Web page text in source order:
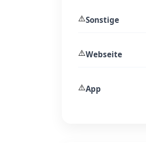
⚠️Sonstige
⚠️Webseite
⚠️App